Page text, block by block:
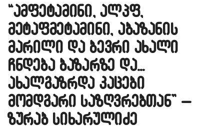
“ამფეტამინი, ალპფ,
მეტაფმეტამინი, აბაზანის
მარილი და ბევრი ახალი
ჩნდება ბაზარზე და…
ახალგაზრდა კაცები
მომდგარი საზღვრებთან” –
ზურაბ სიხარულიძე